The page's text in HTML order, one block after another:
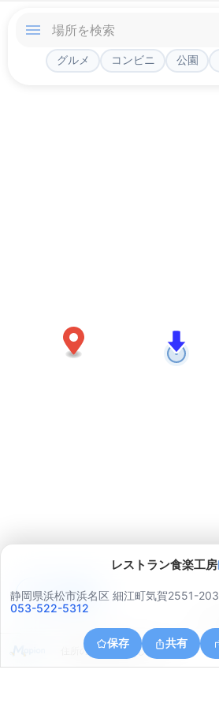
グルメ コンビニ 公園
レストラン食楽工房
静岡県浜松市浜名区 細江町気賀2551-203
053-522-5312
保存 共有
住所の取得に失敗しました
アプリで見る